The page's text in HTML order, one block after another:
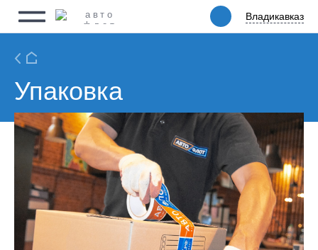
Владикавказ
Услуги
Цены
Автопарк
Акции
Упаковка